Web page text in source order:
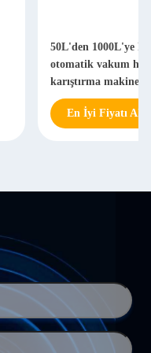
50L'den 1000L'ye
otomatik vakum
karıştırma
pompası ile
En İyi Fiyatı Alın